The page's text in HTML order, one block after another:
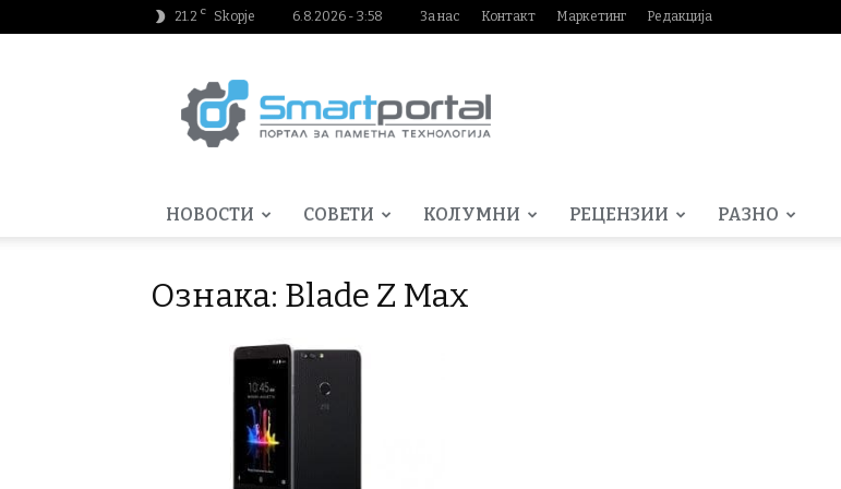
21.2 C Skopje 6.8.2026 - 3:58 За нас Контакт Маркетинг Редакција
НОВОСТИ СОВЕТИ КОЛУМНИ РЕЦЕНЗИИ РАЗНО
Ознака: Blade Z Max